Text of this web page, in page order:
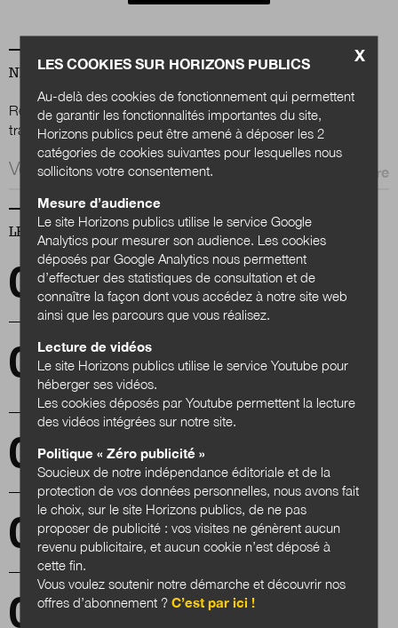
NEWSLETTER
Renseignez votre email afin de suivre l'actualité de la
transformation publique.
Email *
LES PLUS LUS
« Ces Jeux de Paris 2024 doivent laisser un
héritage durable »
Repenser la politique culturelle à partir de la
ruralité ? Dans les coulisses du Printemps de
la ruralité
biodiversité
Parité : sortir du labyrinthe d’obstacles !
Sciences, société et action publique à l'heure
X
LES COOKIES SUR HORIZONS PUBLICS
Au-delà des cookies de fonctionnement qui permettent
de garantir les fonctionnalités importantes du site,
Horizons publics peut être amené à déposer les 2
catégories de cookies suivantes pour lesquelles nous
sollicitons votre consentement.
Mesure d’audience
Le site Horizons publics utilise le service Google
Analytics pour mesurer son audience. Les cookies
déposés par Google Analytics nous permettent
d’effectuer des statistiques de consultation et de
connaître la façon dont vous accédez à notre site web
ainsi que les parcours que vous réalisez.
Lecture de vidéos
Le site Horizons publics utilise le service Youtube pour
héberger ses vidéos.
Les cookies déposés par Youtube permettent la lecture
des vidéos intégrées sur notre site.
Politique « Zéro publicité »
Soucieux de notre indépendance éditoriale et de la
protection de vos données personnelles, nous avons fait
le choix, sur le site Horizons publics, de ne pas
proposer de publicité : vos visites ne génèrent aucun
revenu publicitaire, et aucun cookie n’est déposé à
cette fin.
Vous voulez soutenir notre démarche et découvrir nos
offres d’abonnement ?C’est par ici !